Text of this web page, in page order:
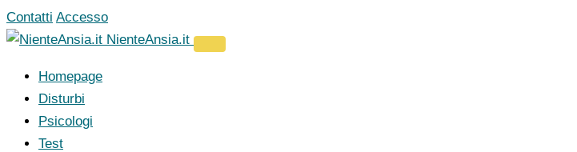
Vai
al
Contatti Accesso
NienteAnsia.it
Homepage
Disturbi
Psicologi
Test